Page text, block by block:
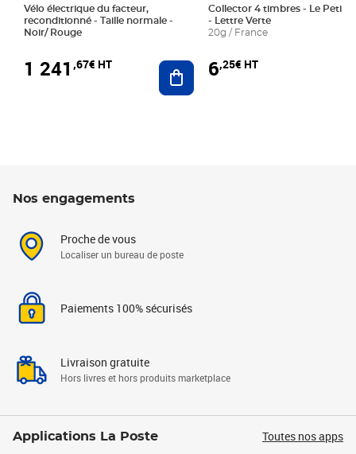
Vélo électrique du facteur,
reconditionné - Taille normale -
Noir/ Rouge
1 241 ,67€ HT Ajouter au panier
Collector 4 timbres - Le Petit
- Lettre Verte
20g / France
6,25€ HT
Nos engagements
Proche de vous
Localiser un bureau de poste
Paiements 100% sécurisés
Livraison gratuite
Hors livres et hors produits marketplace
Applications La Poste Toutes nos apps